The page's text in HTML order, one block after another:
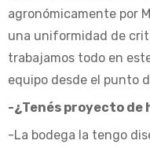
agronómicamente por
una uniformidad de
trabajamos todo en
equipo desde el punto
-¿Tenés proyecto de
-La bodega la tengo